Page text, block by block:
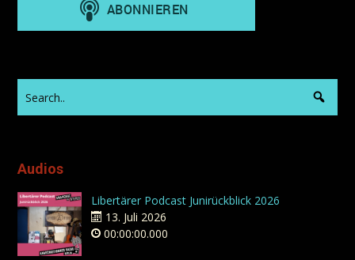
Audios
Libertärer Podcast Junirückblick 2026
13. Juli 2026
00:00:00.000